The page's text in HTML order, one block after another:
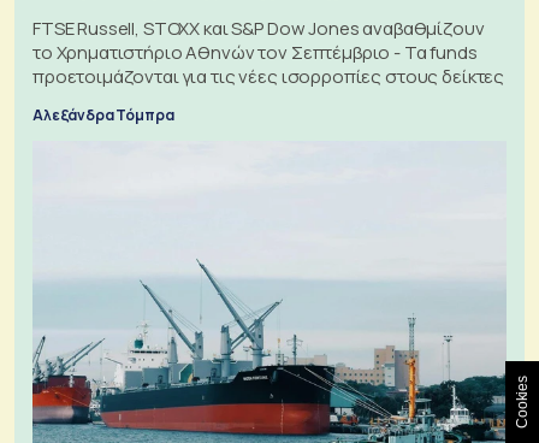
FTSE Russell, STOXX και S&P Dow Jones αναβαθμίζουν
το Χρηματιστήριο Αθηνών τον Σεπτέμβριο - Τα funds
προετοιμάζονται για τις νέες ισορροπίες στους δείκτες
Αλεξάνδρα Τόμπρα
Cookies